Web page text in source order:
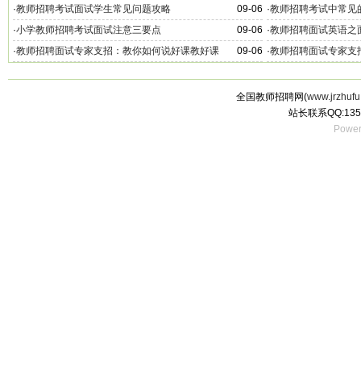
09-06
·教师招聘考试面试学生常见问题攻略 ·教师招聘考试中常见
09-06
·小学教师招聘考试面试注意三要点 ·教师招聘面试英语之
09-06
·教师招聘面试专家支招：教你如何说好课教好课 ·教师招聘面试专家支
全国教师招聘网(
站长联系